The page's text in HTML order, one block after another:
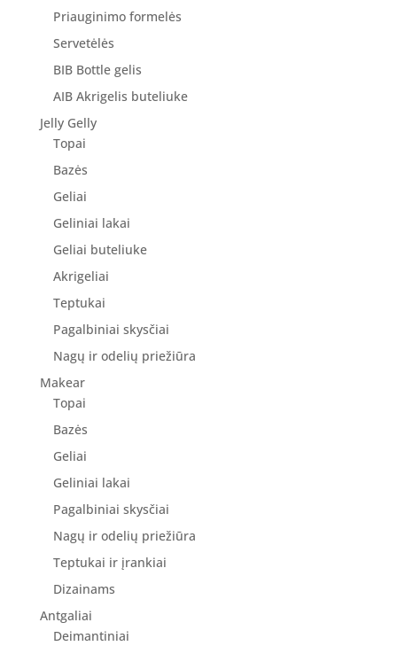
Priauginimo formelės
Servetėlės
BIB Bottle gelis
AIB Akrigelis buteliuke
Jelly Gelly
Topai
Bazės
Geliai
Geliniai lakai
Geliai buteliuke
Akrigeliai
Teptukai
Pagalbiniai skysčiai
Nagų ir odelių priežiūra
Makear
Topai
Bazės
Geliai
Geliniai lakai
Pagalbiniai skysčiai
Nagų ir odelių priežiūra
Teptukai ir įrankiai
Dizainams
Antgaliai
Deimantiniai